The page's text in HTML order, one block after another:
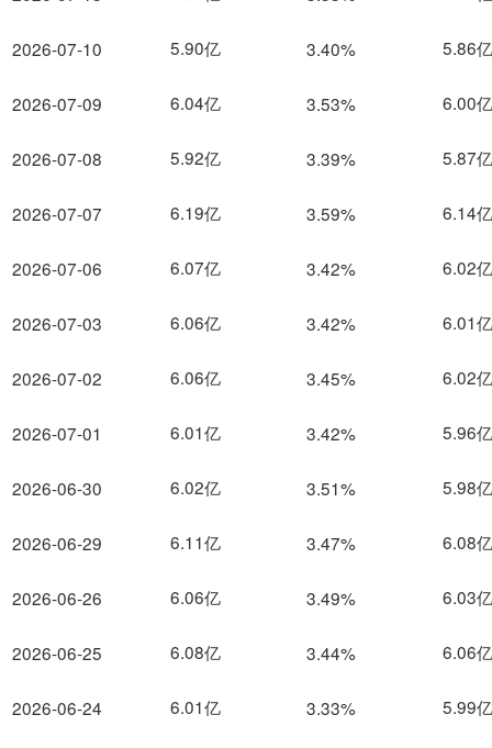
2026-07-10
2026-07-09
2026-07-08
2026-07-07
2026-07-06
2026-07-03
2026-07-02
2026-07-01
2026-06-30
2026-06-29
2026-06-26
2026-06-25
2026-06-24
5.90亿 3.40% 5.86亿
6.04亿 3.53% 6.00亿
5.92亿 3.39% 5.87亿
6.19亿 3.59% 6.14亿
6.07亿 3.42% 6.02亿
6.06亿 3.42% 6.01亿
6.06亿 3.45% 6.02亿
6.01亿 3.42% 5.96亿
6.02亿 3.51% 5.98亿
6.11亿 3.47% 6.08亿
6.06亿 3.49% 6.03亿
6.08亿 3.44% 6.06亿
6.01亿 3.33% 5.99亿